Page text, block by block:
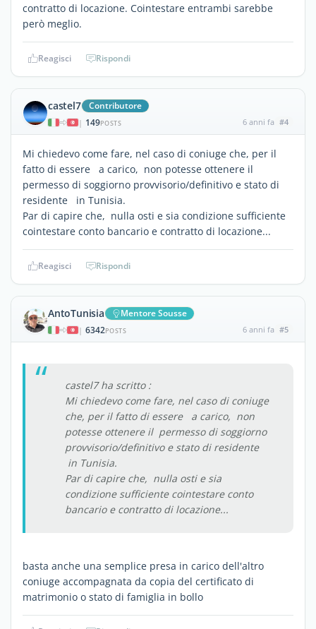
contratto di locazione. Cointestare entrambi sarebbe
però meglio.
Reagisci Rispondi
castel7 Contributore
| 149POSTS 6 anni fa #4
Mi chiedevo come fare, nel caso di coniuge che, per il
fatto di essere a carico, non potesse ottenere il
permesso di soggiorno provvisorio/definitivo e stato di
residente in Tunisia.
Par di capire che, nulla osti e sia condizione sufficiente
cointestare conto bancario e contratto di locazione...
Reagisci Rispondi
AntoTunisia Mentore Sousse
| 6342POSTS 6 anni fa #5
castel7 ha scritto :
Mi chiedevo come fare, nel caso di coniuge
che, per il fatto di essere a carico, non
potesse ottenere il permesso di soggiorno
provvisorio/definitivo e stato di residente
in Tunisia.
Par di capire che, nulla osti e sia
condizione sufficiente cointestare conto
bancario e contratto di locazione...
basta anche una semplice presa in carico dell'altro
coniuge accompagnata da copia del certificato di
matrimonio o stato di famiglia in bollo